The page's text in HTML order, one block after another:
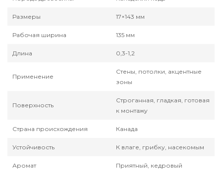
Размеры 17×143 мм
Рабочая ширина 135 мм
Длина 0,3-1,2
Применение
Стены, потолки, акцентные
зоны
Поверхность
Строганная, гладкая, готовая
к монтажу
Страна происхождения Канада
Устойчивость К влаге, грибку, насекомым
Аромат Приятный, кедровый